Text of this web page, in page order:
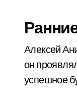
Алексей
он
успешное